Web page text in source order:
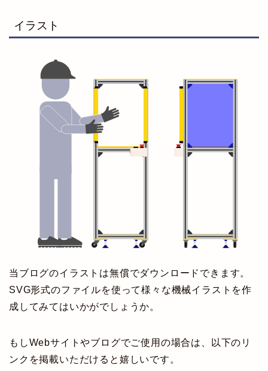
イラスト
当ブログのイラストは無償でダウンロードできます。
SVG形式のファイルを使って様々な機械イラストを作
成してみてはいかがでしょうか。
もしWebサイトやブログでご使用の場合は、以下のリ
ンクを掲載いただけると嬉しいです。